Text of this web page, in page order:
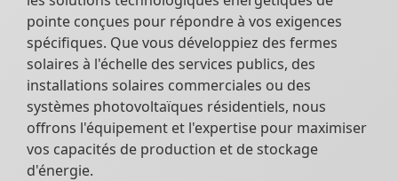
pointe conçues pour répondre à vos exigences
spécifiques. Que vous développiez des fermes
solaires à l'échelle des services publics, des
installations solaires commerciales ou des
systèmes photovoltaïques résidentiels, nous
offrons l'équipement et l'expertise pour maximiser
vos capacités de production et de stockage
d'énergie.